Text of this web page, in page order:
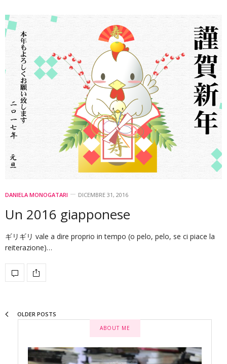
DANIELA MONOGATARI DICEMBRE 31, 2016
Un 2016 giapponese
ギリギリ vale a dire proprio in tempo (o pelo, pelo, se ci piace la
reiterazione)…
OLDER POSTS
ABOUT ME